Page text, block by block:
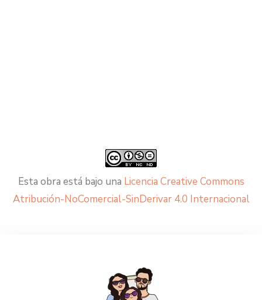
Esta obra está bajo una Licencia Creative Commons
Atribución-NoComercial-SinDerivar 4.0 Internacional